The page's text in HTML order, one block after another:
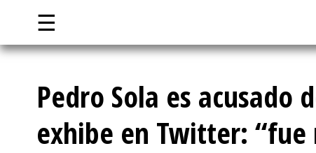
☰
Pedro Sola es acusado
exhibe en Twitter: